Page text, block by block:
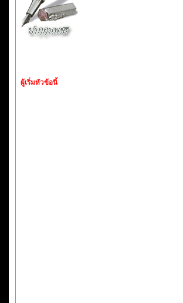
ผู้เริ่มหัวข้อนี้